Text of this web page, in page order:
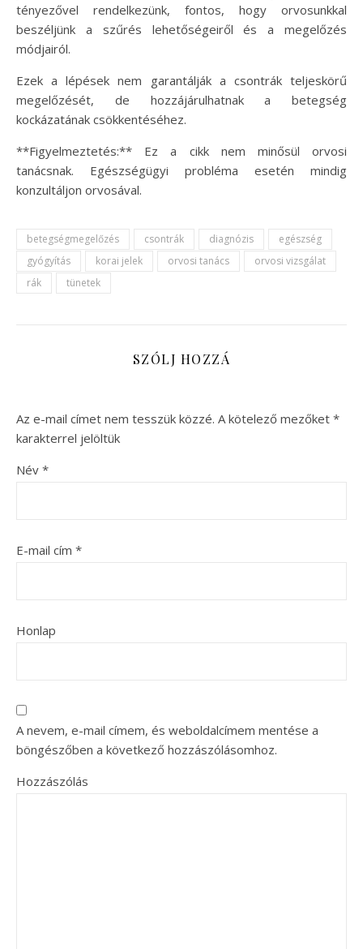
tényezővel rendelkezünk, fontos, hogy orvosunkkal
beszéljünk a szűrés lehetőségeiről és a megelőzés
módjairól.
Ezek a lépések nem garantálják a csontrák teljeskörű
megelőzését, de hozzájárulhatnak a betegség
kockázatának csökkentéséhez.
**Figyelmeztetés:** Ez a cikk nem minősül orvosi
tanácsnak. Egészségügyi probléma esetén mindig
konzultáljon orvosával.
betegségmegelőzés csontrák diagnózis
egészség
gyógyítás
korai jelek orvosi tanács
orvosi vizsgálat
rák
tünetek
SZÓLJ HOZZÁ
Az e-mail címet nem tesszük közzé. A kötelező mezőket *
karakterrel jelöltük
Név *
E-mail cím *
Honlap
A nevem, e-mail címem, és weboldalcímem mentése a
böngészőben a következő hozzászólásomhoz.
Hozzászólás